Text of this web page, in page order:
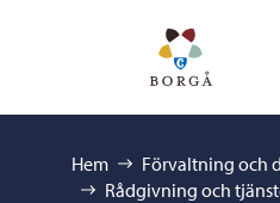
Bläddra:
Hem
Förvaltning och
Rådgivning och